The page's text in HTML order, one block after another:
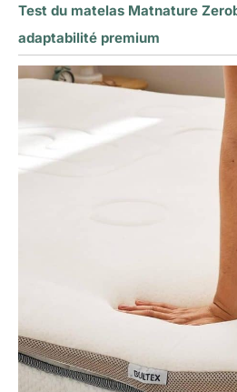
Test du matelas Matnature
adaptabilité premium